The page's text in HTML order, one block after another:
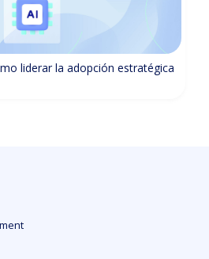
liderar la adopción estratégica